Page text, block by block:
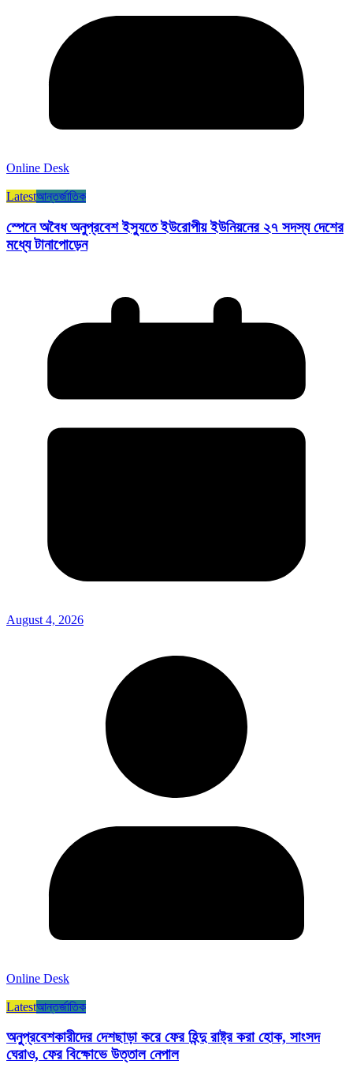
Online Desk
Latestআন্তর্জাতিক
স্পেনে অবৈধ অনুপ্রবেশ ইস্যুতে ইউরোপীয় ইউনিয়নের ২৭ সদস্য দেশের
মধ্যে টানাপোড়েন
August 4, 2026
Online Desk
Latestআন্তর্জাতিক
অনুপ্রবেশকারীদের দেশছাড়া করে ফের হিন্দু রাষ্ট্র করা হোক, সাংসদ
ঘেরাও, ফের বিক্ষোভে উত্তাল নেপাল